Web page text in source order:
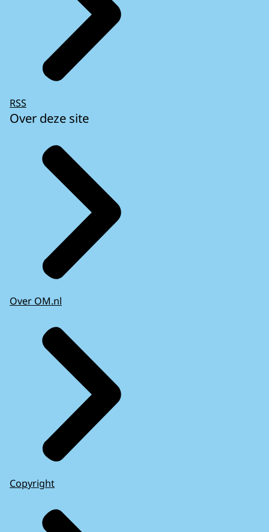
RSS
Over deze site
Over OM.nl
Copyright